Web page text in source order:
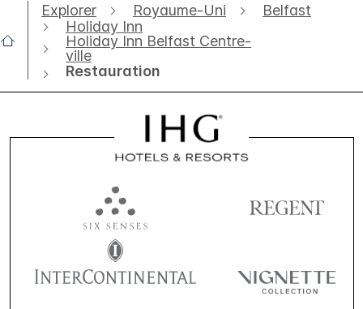
Explorer Royaume-Uni
Belfast
Holiday Inn
Holiday Inn Belfast Centre-
ville
Restauration